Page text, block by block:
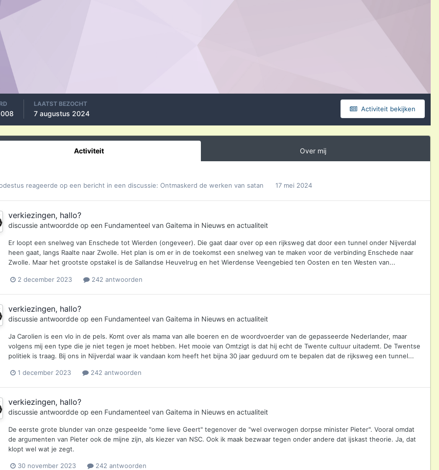
Activiteit bekijken
LAATST BEZOCHT
7 augustus 2024
Activiteit Over mij
reageerde op een bericht in een discussie: Ontmaskerd de werken van satan 17 mei 2024
verkiezingen, hallo?
discussie antwoordde op een Fundamenteel van Gaitema in Nieuws en actualiteit
Er loopt een snelweg van Enschede tot Wierden (ongeveer). Die gaat daar over op een rijksweg dat door een tunnel onder Nijverdal
heen gaat, langs Raalte naar Zwolle. Het plan is om er in de toekomst een snelweg van te maken voor de verbinding Enschede naar
Zwolle. Maar het grootste opstakel is de Sallandse Heuvelrug en het Wierdense Veengebied ten Oosten en ten Westen van...
2 december 2023 242 antwoorden
verkiezingen, hallo?
discussie antwoordde op een Fundamenteel van Gaitema in Nieuws en actualiteit
Ja Carolien is een vlo in de pels. Komt over als mama van alle boeren en de woordvoerder van de gepasseerde Nederlander, maar
volgens mij een type die je niet tegen je moet hebben. Het mooie van Omtzigt is dat hij echt de Twente cultuur uitademt. De Twentse
politiek is traag. Bij ons in Nijverdal waar ik vandaan kom heeft het bijna 30 jaar geduurd om te bepalen dat de rijksweg een tunnel...
1 december 2023 242 antwoorden
verkiezingen, hallo?
discussie antwoordde op een Fundamenteel van Gaitema in Nieuws en actualiteit
De eerste grote blunder van onze gespeelde "ome lieve Geert" tegenover de "wel overwogen dorpse minister Pieter". Vooral omdat
de argumenten van Pieter ook de mijne zijn, als kiezer van NSC. Ook ik maak bezwaar tegen onder andere dat ijskast theorie. Ja, dat
klopt wel wat je zegt.
30 november 2023 242 antwoorden